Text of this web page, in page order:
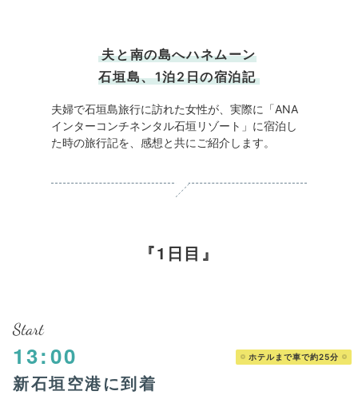
夫と南の島へハネムーン
石垣島、1泊2日の宿泊記
夫婦で石垣島旅行に訪れた女性が、実際に「ANA
インターコンチネンタル石垣リゾート」に宿泊し
た時の旅行記を、感想と共にご紹介します。
1日目
Start
13:00 ホテルまで車で約25分
新石垣空港に到着